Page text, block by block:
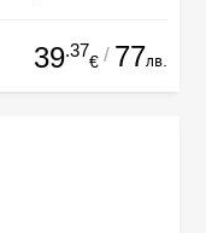
39.37
€ / 77лв.